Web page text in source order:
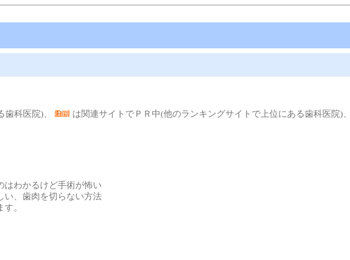
歯科医院)、 は関連サイトでＰＲ中(他のランキングサイトで上位にある歯科医院)、
はわかるけど手術が怖い
い、歯肉を切らない方法
。